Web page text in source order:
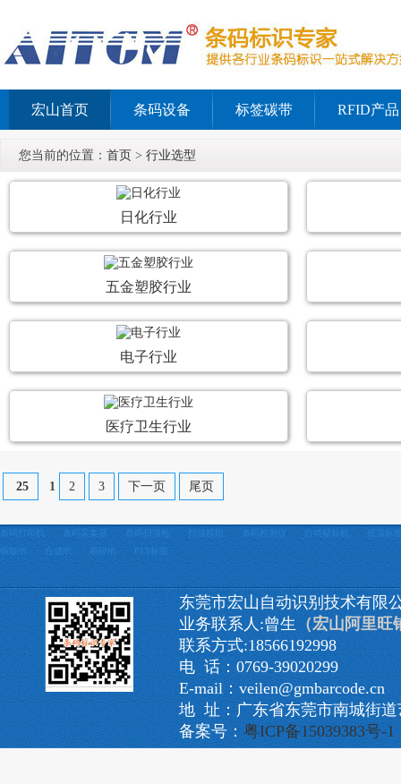
宏山首页 条码设备 标签碳带 RFID产品
您当前的位置： 首页 > 行业选型
日化行业
五金塑胶行业
电子行业
医疗卫生行业
25 1 2 3 下一页 尾页
条码打印机 条码采集器 条码扫描枪 扫描模组 条码检测仪 自动贴标机
低温标
合成纸 PET标签
东莞市宏山自动识别技术有限
业务联系人:曾生 （宏山阿里旺
联系方式:18566192998
电 话：0769-39020299
E-mail：veilen@gmbarcode.cn
地 址：广东省东莞市南城街
备案号： 粤ICP备15039383号-1